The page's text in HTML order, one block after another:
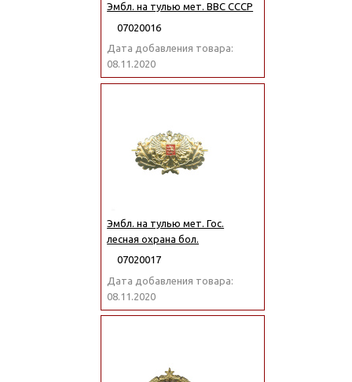
Эмбл. на тулью мет. ВВС СССР
07020016
Дата добавления товара:
08.11.2020
Эмбл. на тулью мет. Гос.
лесная охрана бол.
07020017
Дата добавления товара:
08.11.2020